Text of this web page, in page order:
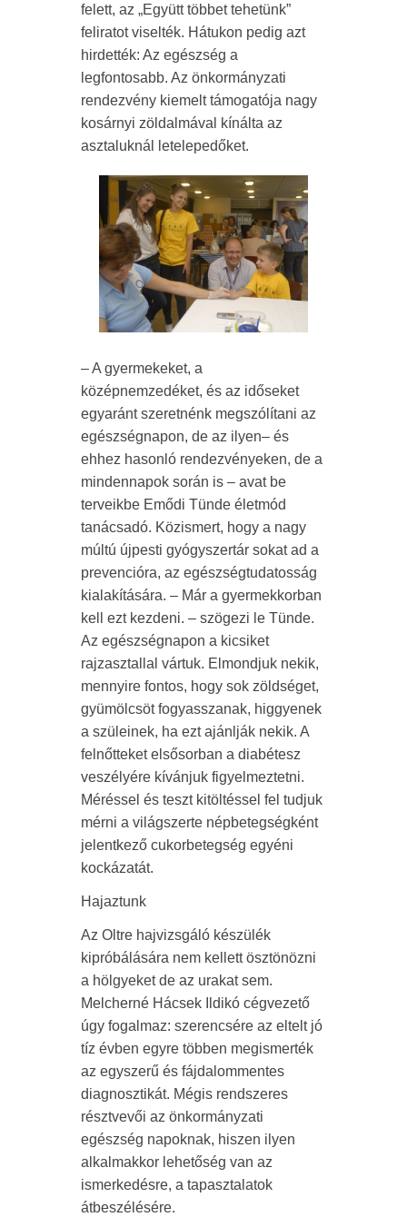
felett, az „Együtt többet tehetünk”
feliratot viselték. Hátukon pedig azt
hirdették: Az egészség a
legfontosabb. Az önkormányzati
rendezvény kiemelt támogatója nagy
kosárnyi zöldalmával kínálta az
asztaluknál letelepedőket.
– A gyermekeket, a
középnemzedéket, és az időseket
egyaránt szeretnénk megszólítani az
egészségnapon, de az ilyen– és
ehhez hasonló rendezvényeken, de a
mindennapok során is – avat be
terveikbe Emődi Tünde életmód
tanácsadó. Közismert, hogy a nagy
múltú újpesti gyógyszertár sokat ad a
prevencióra, az egészségtudatosság
kialakítására. – Már a gyermekkorban
kell ezt kezdeni. – szögezi le Tünde.
Az egészségnapon a kicsiket
rajzasztallal vártuk. Elmondjuk nekik,
mennyire fontos, hogy sok zöldséget,
gyümölcsöt fogyasszanak, higgyenek
a szüleinek, ha ezt ajánlják nekik. A
felnőtteket elsősorban a diabétesz
veszélyére kívánjuk figyelmeztetni.
Méréssel és teszt kitöltéssel fel tudjuk
mérni a világszerte népbetegségként
jelentkező cukorbetegség egyéni
kockázatát.
Hajaztunk
Az Oltre hajvizsgáló készülék
kipróbálására nem kellett ösztönözni
a hölgyeket de az urakat sem.
Melcherné Hácsek Ildikó cégvezető
úgy fogalmaz: szerencsére az eltelt jó
tíz évben egyre többen megismerték
az egyszerű és fájdalommentes
diagnosztikát. Mégis rendszeres
résztvevői az önkormányzati
egészség napoknak, hiszen ilyen
alkalmakkor lehetőség van az
ismerkedésre, a tapasztalatok
átbeszélésére.